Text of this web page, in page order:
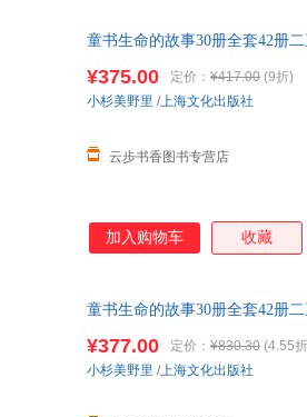
童书生命的故事30册全套42册
¥375.00 定价： ¥417.00 (9折)
云步书香图书专营店
小杉美野里 /上海文化出版社
加入购物车 收藏
童书生命的故事30册全套42册
¥377.00 定价： ¥830.30 (4.55
小杉美野里 /上海文化出版社